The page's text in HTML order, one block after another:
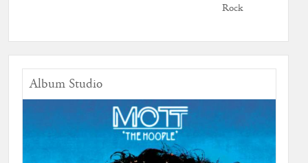
Rock
Album Studio